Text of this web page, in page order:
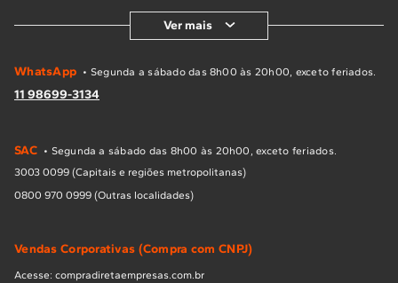
Ver mais
WhatsApp • Segunda a sábado das 8h00 às 20h00, exceto feriados.
11 98699-3134
SAC • Segunda a sábado das 8h00 às 20h00, exceto feriados.
3003 0099 (Capitais e regiões metropolitanas)
0800 970 0999 (Outras localidades)
Vendas Corporativas (Compra com CNPJ)
Acesse: compradiretaempresas.com.br